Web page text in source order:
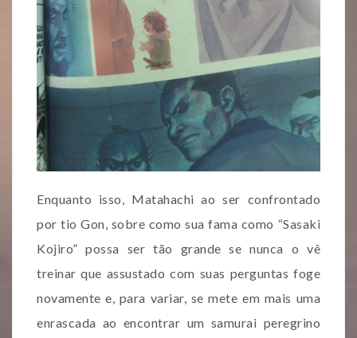
Enquanto isso, Matahachi ao ser confrontado
por tio Gon, sobre como sua fama como “Sasaki
Kojiro” possa ser tão grande se nunca o vê
treinar que assustado com suas perguntas foge
novamente e, para variar, se mete em mais uma
enrascada ao encontrar um samurai peregrino